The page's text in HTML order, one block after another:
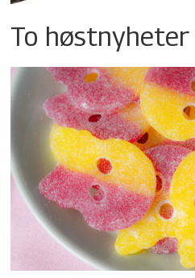
To høstnyheter